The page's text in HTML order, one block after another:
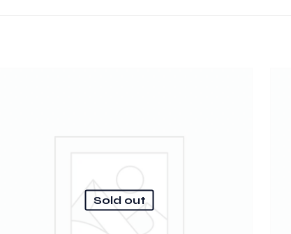
Sold out